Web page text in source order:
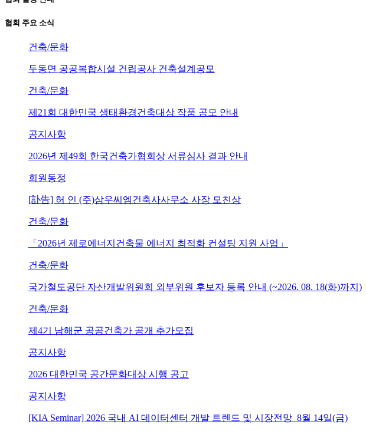
협회 주요 소식
건축/문화
두동면 공공복합시설 건립공사 건축설계공모
건축/문화
제21회 대한민국 생태환경건축대상 작품 공모 안내
공지사항
2026년 제49회 한국건축가협회상 서류심사 결과 안내
회원동정
[訃告] 허 인 (주)삼우씨엠건축사사무소 사장 모친상
건축/문화
「2026년 제로에너지건축물 에너지 최적화 컨설팅 지원 사업」
건축/문화
국가철도공단 자산개발위원회 외부위원 후보자 등록 안내 (~2026. 08. 18(화)까지)
건축/문화
제4기 남해군 공공건축가 공개 추가모집
공지사항
2026 대한민국 공간문화대상 시행 공고
공지사항
[KIA Seminar] 2026 국내 AI 데이터센터 개발 트렌드 및 시장전망_8월 14일(금)